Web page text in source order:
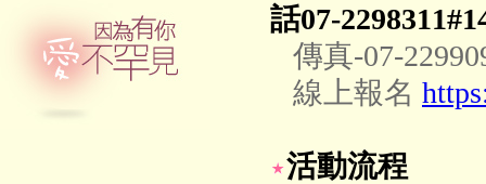
話07-
傳真-07-
線上報名
活動流程